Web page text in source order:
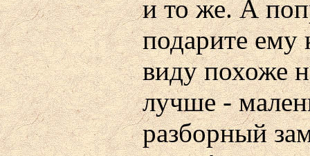
и то же. А
подарите ему
виду похоже
лучше -
разборный